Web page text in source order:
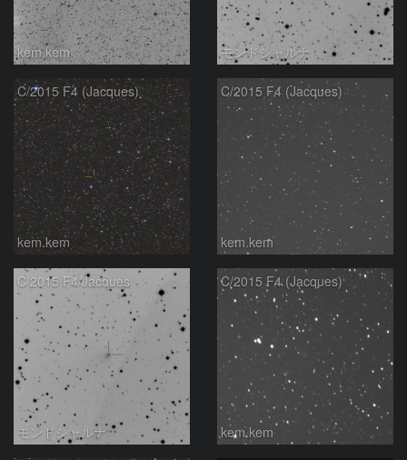
kem.kem モンドシャルナ
C/2015 F4 (Jacques)
kem.kem
C/2015 F4 (Jacques)
kem.kem
C/2015 F4/Jacques
モンドシャルナ
C/2015 F4 (Jacques)
kem.kem